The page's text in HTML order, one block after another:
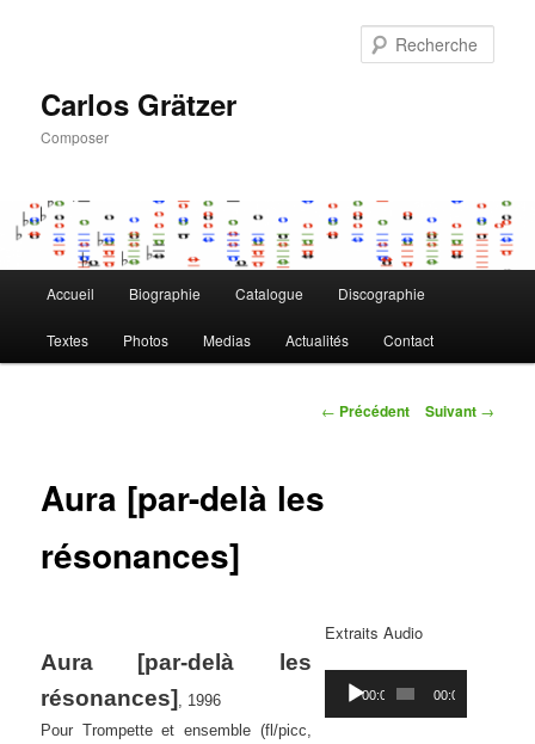
Carlos Grätzer
Composer
principal
Accueil Biographie Catalogue Discographie
Textes Photos Medias Actualités Contact
Navigation
← Précédent Suivant →
Aura [par-delà les
résonances]
Aura [par-delà les
résonances]
, 1996
Pour Trompette et ensemble (fl/picc,
Extraits Audio
Lecteur
audio 00:00 00:00